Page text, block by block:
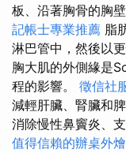
板、沿著胸骨的胸
記帳士專業推薦 脂
淋巴管中，然後以
胸大肌的外側緣是
程的影響。 徵信社
減輕肝臟、腎臟和
消除慢性鼻竇炎、
值得信賴的辦桌外